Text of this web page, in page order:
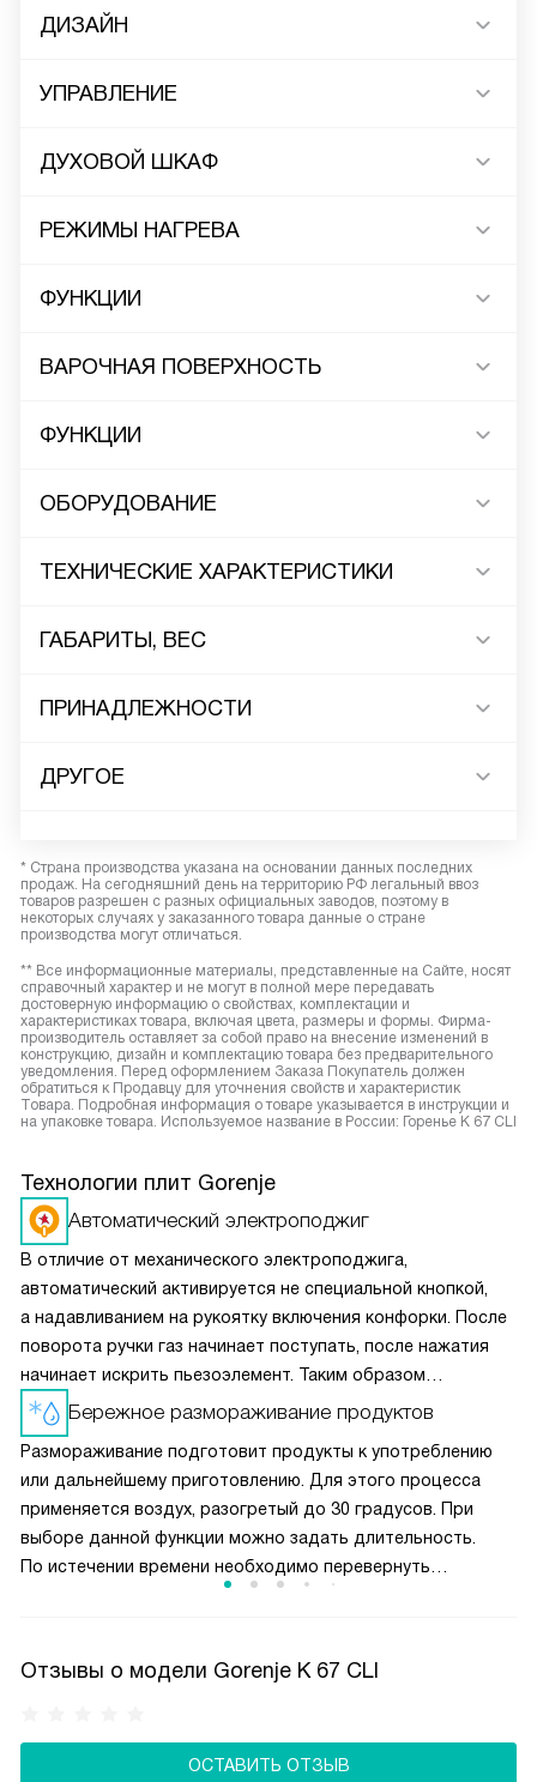
ДИЗАЙН
УПРАВЛЕНИЕ
ДУХОВОЙ ШКАФ
РЕЖИМЫ НАГРЕВА
ФУНКЦИИ
ВАРОЧНАЯ ПОВЕРХНОСТЬ
ФУНКЦИИ
ОБОРУДОВАНИЕ
ТЕХНИЧЕСКИЕ ХАРАКТЕРИСТИКИ
ГАБАРИТЫ, ВЕС
ПРИНАДЛЕЖНОСТИ
ДРУГОЕ
* Страна производства указана на основании данных последних
продаж. На сегодняшний день на территорию РФ легальный ввоз
товаров разрешен с разных официальных заводов, поэтому в
некоторых случаях у заказанного товара данные о стране
производства могут отличаться.
** Все информационные материалы, представленные на Сайте, носят
справочный характер и не могут в полной мере передавать
достоверную информацию о свойствах, комплектации и
характеристиках товара, включая цвета, размеры и формы. Фирма-
производитель оставляет за собой право на внесение изменений в
конструкцию, дизайн и комплектацию товара без предварительного
уведомления. Перед оформлением Заказа Покупатель должен
обратиться к Продавцу для уточнения свойств и характеристик
Товара. Подробная информация о товаре указывается в инструкции и
на упаковке товара. Используемое название в России: Горенье K 67 CLI
Технологии плит Gorenje
Автоматический электроподжиг
В отличие от механического электроподжига,
автоматический активируется не специальной кнопкой,
а надавливанием на рукоятку включения конфорки. После
поворота ручки газ начинает поступать, после нажатия
начинает искрить пьезоэлемент. Таким образом
вы получаете пламя движением одной руки, что важно
для безопасности и попросту удобно.
Бережное размораживание продуктов
Размораживание подготовит продукты к употреблению
или дальнейшему приготовлению. Для этого процесса
применяется воздух, разогретый до 30 градусов. При
выборе данной функции можно задать длительность.
По истечении времени необходимо перевернуть
Отзывы о модели Gorenje K 67 CLI
ОСТАВИТЬ ОТЗЫВ